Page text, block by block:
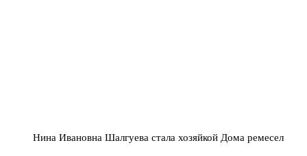
Нина Ивановна Шалгуева стала хозяйкой Дома ремесел